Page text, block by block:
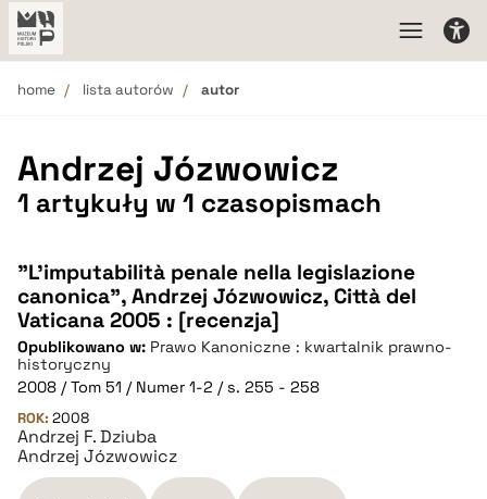
home lista autorów autor
Andrzej Józwowicz
1 artykuły w 1 czasopismach
"L'imputabilità penale nella legislazione
canonica", Andrzej Józwowicz, Città del
Vaticana 2005 : [recenzja]
Opublikowano w: Prawo Kanoniczne : kwartalnik prawno-
historyczny
2008 / Tom 51 / Numer 1-2 / s. 255 - 258
ROK: 2008
Andrzej F. Dziuba
Andrzej Józwowicz